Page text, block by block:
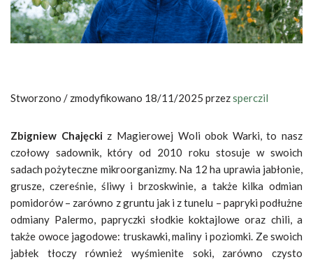
Stworzono / zmodyfikowano 18/11/2025 przezsperczil
Zbigniew Chajęckiz Magierowej Woli obok Warki, to nasz
czołowy sadownik, który od 2010 roku stosuje w swoich
sadach pożyteczne mikroorganizmy. Na 12 ha uprawia jabłonie,
grusze, czereśnie, śliwy i brzoskwinie, a także kilka odmian
pomidorów – zarówno z gruntu jak i z tunelu – papryki podłużne
odmiany Palermo, papryczki słodkie koktajlowe oraz chili, a
także owoce jagodowe: truskawki, maliny i poziomki. Ze swoich
jabłek tłoczy również wyśmienite soki, zarówno czysto